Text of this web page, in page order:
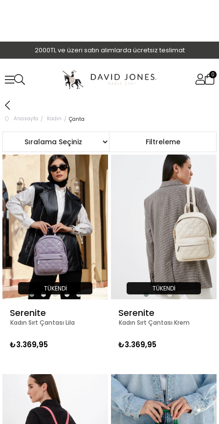
2000TL ve üzeri satın alımlarda ücretsiz teslimat
0
Anasayfa Kadın Çanta
Filtreleme
Sıralama
TÜKENDI
Kadın Sırt Çantası Lila
Serenite
₺3.369,95
TÜKENDI
Kadın Sırt Çantası Krem
Serenite
₺3.369,95